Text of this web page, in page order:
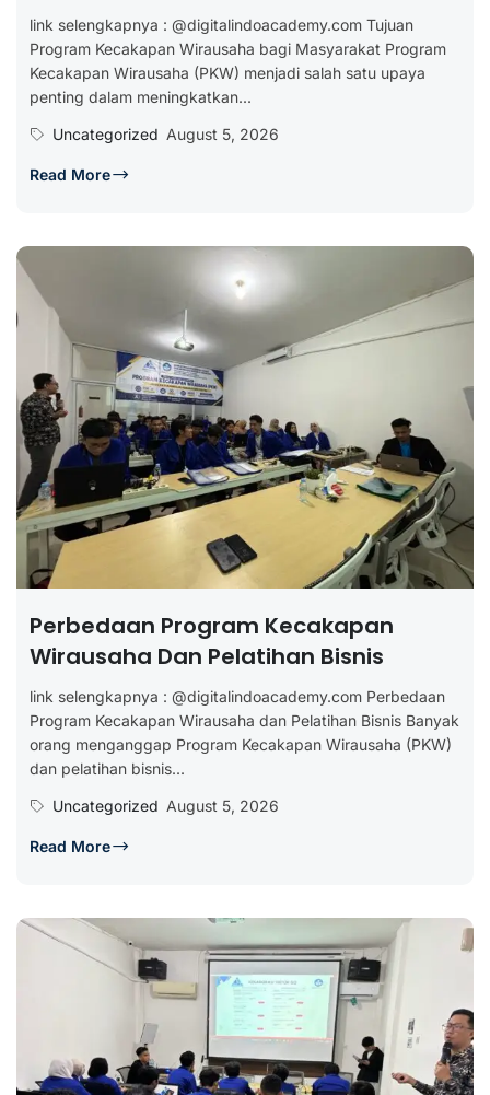
link selengkapnya : @digitalindoacademy.com Tujuan
Program Kecakapan Wirausaha bagi Masyarakat Program
Kecakapan Wirausaha (PKW) menjadi salah satu upaya
penting dalam meningkatkan...
Uncategorized August 5, 2026
Read More
Perbedaan Program Kecakapan
Wirausaha Dan Pelatihan Bisnis
link selengkapnya : @digitalindoacademy.com Perbedaan
Program Kecakapan Wirausaha dan Pelatihan Bisnis Banyak
orang menganggap Program Kecakapan Wirausaha (PKW)
dan pelatihan bisnis...
Uncategorized August 5, 2026
Read More